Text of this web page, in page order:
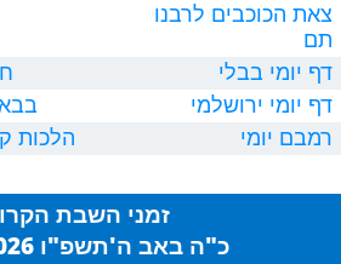
צאת הכוכבים לרבנו
תם
דף יומי בבלי
דף יומי ירושלמי
רמבם יומי
הלכות
זמני השבת
כ"ה באב ה'תשפ"ו 08/08/2026